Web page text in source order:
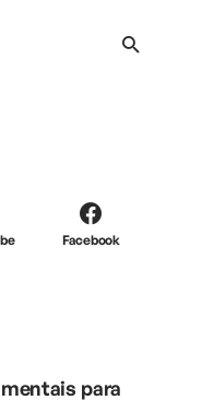
Facebook
para